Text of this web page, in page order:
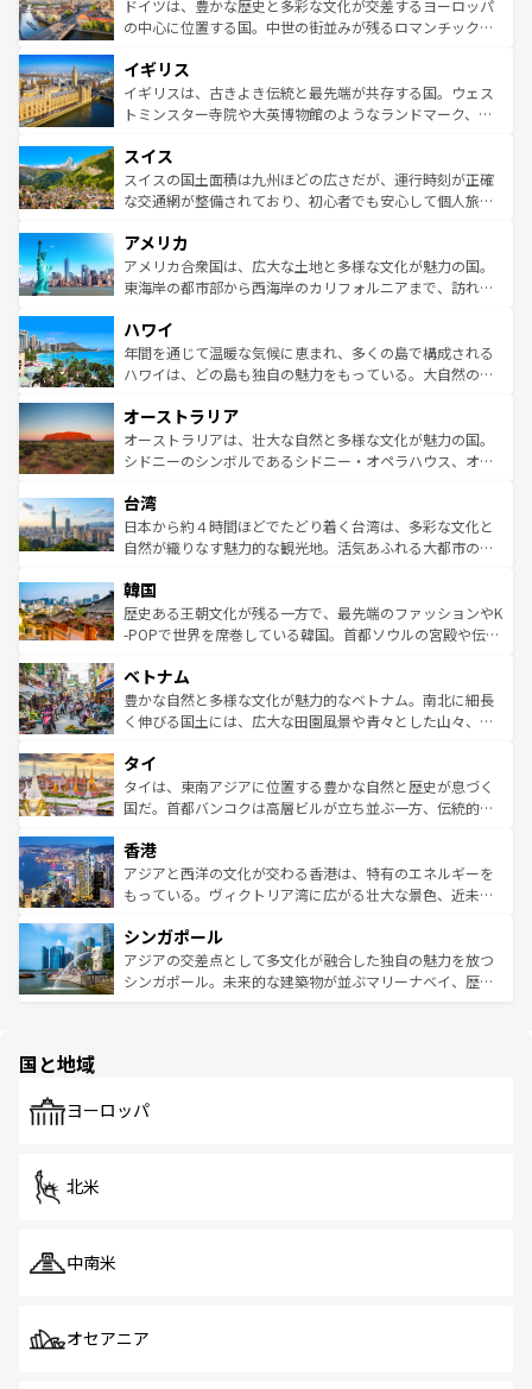
ンテンツ一覧を参照してほしい。
聖堂、美しいビーチ、そして豊かな自然が、訪れる者を心
から魅了する。また、フランスは美食の国としても知ら
いる。シャンパンの発祥地であるランス、プロヴァンスの
香り高いラベンダー畑など、多彩な楽しみ方が可能だ。さ
らに、パリ以外の地域にも魅力が溢れており、どの街角に
れる地方に足を運ぶとそれぞれで全く異なる文化を体験で
きるだろう。 なお、新着のフランス情報はコンテンツ一覧
を参照してほしい。
ドイツは、豊かな歴史と多彩な文化が交差するヨーロッパ
の中心に位置する国。中世の街並みが残るロマンチック街
顔を持つこの国は、どこを歩いても飽きることがない。ベ
ルリンの文化的活気、バイエルン州のアルプスの絶景、そ
してライン川沿いのワイン畑といった風景は必見。ビール
は、お酒好きな人にはぜひ体験してほしい。 なお、新着の
ドイツ情報はコンテンツ一覧を参照してほしい。
イギリス
イギリスは、古きよき伝統と最先端が共存する国。ウェス
トミンスター寺院や大英博物館のようなランドマーク、歴
リアごとに異なる魅力がある。また、優雅なアフタヌーン
ティー、ビール好きにはたまらない英国パブ、サッカー観
戦など、本場だからこそできる体験も豊富。イギリスを旅
ンツ一覧を参照してほしい。
スイス
スイスの国土面積は九州ほどの広さだが、運行時刻が正確
な交通網が整備されており、初心者でも安心して個人旅行
の建物がそのまま残る町や、スイスならではのユニークな
博物館もあり、アルプス観光だけでなく町歩きも満喫する
ことができる。国民の所得が高いため物価も高いが、旅行
ば市内交通費無料で観光を楽しむこともできる。 なお、新
着のスイス情報はコンテンツ一覧 を参照してほしい。
アメリカ
アメリカ合衆国は、広大な土地と多様な文化が魅力の国。
東海岸の都市部から西海岸のカリフォルニアまで、訪れる
のような巨大都市は、観光、ショッピング、エンターテイ
ンメントが詰まった刺激的なスポットだ。一方、アメリカ
西部には大自然が広がり、グランドキャニオンやイエロー
部のニューオーリンズでは、音楽と美食が融合した独特の
文化が魅力。旅行者はアメリカの各地域で異なる魅力を楽
しみながら、その多様性と豊かな歴史を感じることができ
ならではの贅沢な旅のスタイルだ。 なお、新着のアメリカ
情報はコンテンツ一覧を参照してほしい。
ハワイ
年間を通じて温暖な気候に恵まれ、多くの島で構成される
ハワイは、どの島も独自の魅力をもっている。大自然の神
ワイ島は見逃せない。また、定番の観光地といえばオアフ
島だが、静かな自然を求めるならマウイ島やカウアイ島が
おすすめ。エメラルドグリーンに輝く海をはじめ、豊かな
れるおもてなしの心で訪れる人々を迎えてくれるハワイの
人々、おいしいローカルフードやハワイアンミュージッ
ク、伝統的なフラダンスなど、すべてがハワイの魅力を彩
ワイを、存分に味わってほしい。 なお、新着のハワイ情報
はコンテンツ一覧を参照してほしい。
オーストラリア
オーストラリアは、壮大な自然と多様な文化が魅力の国。
シドニーのシンボルであるシドニー・オペラハウス、オー
リアリーフや大陸中央部にそびえるウルル（エアーズロッ
ク）、タスマニアの美しい原生林やケアンズの熱帯雨林な
ど、見どころがたくさん。また、カフェやワイン、オージ
いる。アクティビティも充実しており、サーフィンやダイ
ビング、ハイキングなど、アウトドア好きにはたまらな
い。オーストラリアの多彩な魅力を存分に味わいつくそ
参照してほしい。
台湾
日本から約４時間ほどでたどり着く台湾は、多彩な文化と
自然が織りなす魅力的な観光地。活気あふれる大都市の台
ン）、静ひつな山岳地帯である台湾東部など、都市の喧騒
と山間の静けさが共存しており、訪れる人に新しい発見と
驚きをもたらしてくれる。また、奥深い台湾の食文化も魅
容にもいいと評判のスイーツなど、バラエティ豊かな料理
が味わえる。 なお、新着の台湾情報は コンテンツ一覧を参
照してほしい。
韓国
歴史ある王朝文化が残る一方で、最先端のファッションやK
-POPで世界を席巻している韓国。首都ソウルの宮殿や伝統
き、地方に足を延ばせば四季折々の自然美を楽しむことが
できる。そして、キムチや焼肉、絶品のストリートフード
まで、さまざまな韓国料理が待っている。夜には、韓国な
リティに包まれながら、韓国の多彩な魅力を心ゆくまで味
わってみてほしい。 なお、新着の韓国情報はコンテンツ一
覧を参照してほしい。
ベトナム
豊かな自然と多様な文化が魅力的なベトナム。南北に細長
く伸びる国土には、広大な田園風景や青々とした山々、世
急速な発展と共に伝統が息づく。ハノイの古い町並みやホ
ーチミン市のフランス統治時代の建物も、独特の雰囲気を
醸し出している。また、バラエティの豊かさとおいしさで
とつ。フォーやバインミー、ベトナムコーヒーなどは、ぜ
ひ現地で味わいたい。どの地域を訪れてもあたたかい人々
が旅行者を迎えてくれるので、きっと忘れられない旅にな
参照してほしい。
タイ
タイは、東南アジアに位置する豊かな自然と歴史が息づく
国だ。首都バンコクは高層ビルが立ち並ぶ一方、伝統的な
の活気が交差している。北部ではチェンマイなどの山岳地
帯で自然と触れ合い、南部ではプーケットやクラビの美し
いビーチでリゾート気分を楽しむことができる。タイ料理
激する。気候は一年中温暖で、どの季節にも異なる楽しみ
が待っている。親しみやすいタイの人々、仏教を中心とし
た文化、そして多様な観光資源が、訪れる旅人を魅了し続
香港
アジアと西洋の文化が交わる香港は、特有のエネルギーを
もっている。ヴィクトリア湾に広がる壮大な景色、近未来
み、どこを訪れても感動するはず。観光スポットが密集し
ており、効率よく見どころを回れるのも魅力。息をのむよ
うな絶景から文化的な体験まで、香港を存分に楽しみ尽く
シンガポール
アジアの交差点として多文化が融合した独自の魅力を放つ
シンガポール。未来的な建築物が並ぶマリーナベイ、歴史
で、ホーカーズは地元の風情を楽しめる外せないスポット
国と地域
ヨーロッパ
北米
中南米
オセアニア